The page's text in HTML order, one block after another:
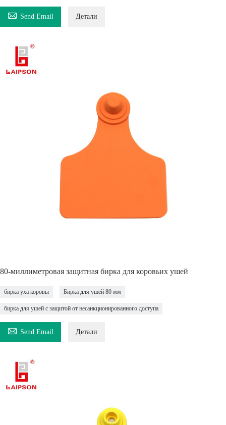
 Send Email Детали
80-миллиметровая защитная бирка для коровьих ушей
бирка уха коровы Бирка для ушей 80 мм
бирка для ушей с защитой от несанкционированного доступа
 Send Email Детали